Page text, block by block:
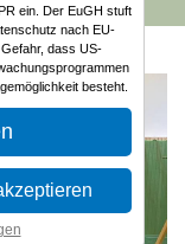
ein. Der EuGH stuft
nach EU-
dass US-
besteht.